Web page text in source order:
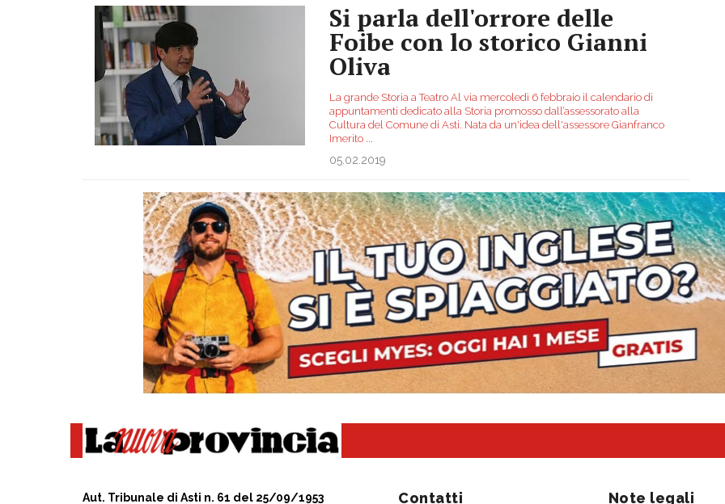
Si parla dell'orrore delle
Foibe con lo storico Gianni
Oliva
La grande Storia a Teatro Al via mercoledì 6 febbraio il calendario di
appuntamenti dedicato alla Storia promosso dall’assessorato alla
Cultura del Comune di Asti. Nata da un'idea dell'assessore Gianfranco
Imerito
05.02.2019
Aut. Tribunale di Asti n. 61 del 25/09/1953 Contatti Note legali